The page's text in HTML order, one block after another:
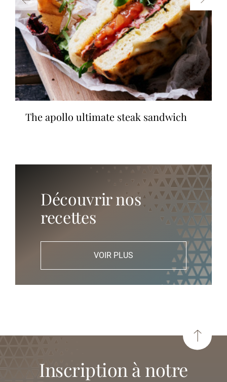
Découvrir nos
recettes
VOIR PLUS
the apollo ultimate steak sandwich
inscription à notre